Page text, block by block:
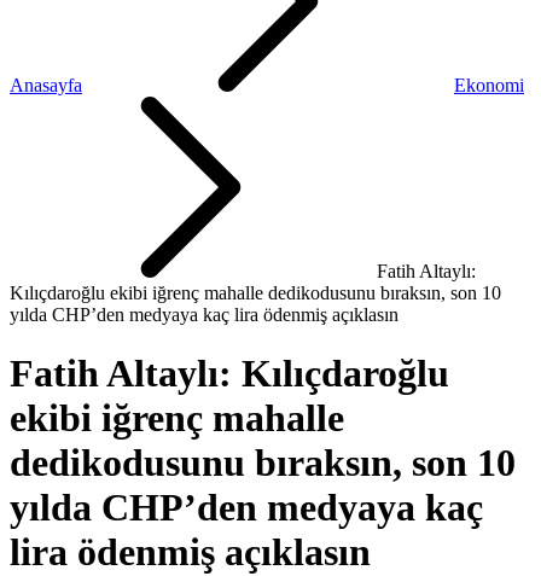
Anasayfa Ekonomi
Fatih Altaylı:
Kılıçdaroğlu ekibi iğrenç mahalle dedikodusunu bıraksın, son 10
yılda CHP’den medyaya kaç lira ödenmiş açıklasın
Fatih Altaylı: Kılıçdaroğlu
ekibi iğrenç mahalle
dedikodusunu bıraksın, son 10
yılda CHP’den medyaya kaç
lira ödenmiş açıklasın